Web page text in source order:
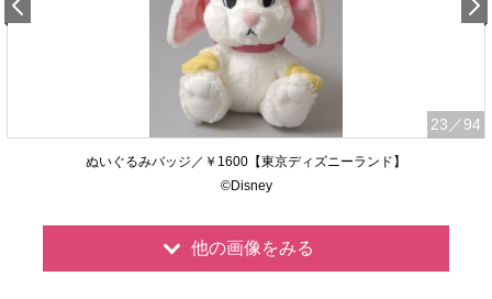
23 ／94
ぬいぐるみバッジ／￥1600【東京ディズニーランド】
©Disney
他の画像をみる